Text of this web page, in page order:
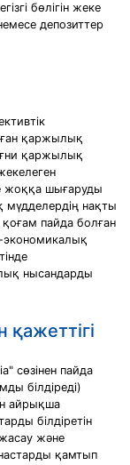
бөлігін жеке
депозиттер
қаржылық
қаржылық
жоққа шығаруды
нақты
пайда болған
экономикалық
нысандарды
сөзінен пайда
білдіреді)
айрықша
білдіретін
және
қамтып